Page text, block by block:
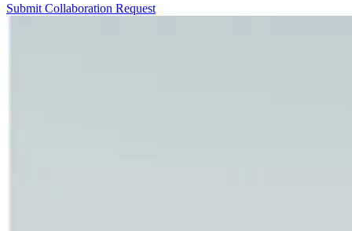
Submit Collaboration Request